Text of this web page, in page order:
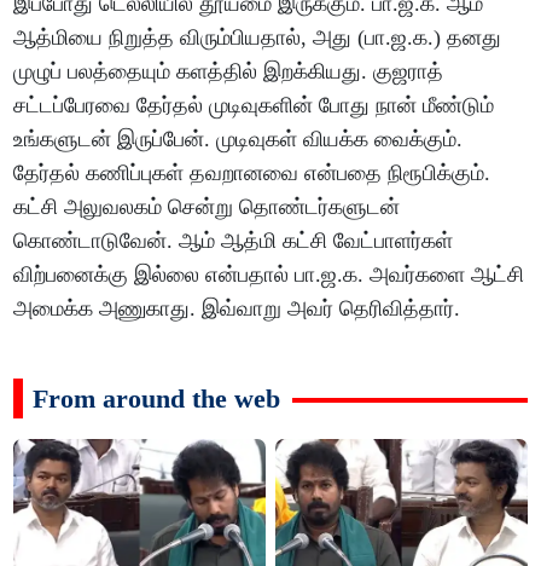
ஆத்மியை நிறுத்த விரும்பியதால், அது (பா.ஜ.க.) தனது
முழுப் பலத்தையும் களத்தில் இறக்கியது. குஜராத்
சட்டப்பேரவை தேர்தல் முடிவுகளின் போது நான் மீண்டும்
உங்களுடன் இருப்பேன். முடிவுகள் வியக்க வைக்கும்.
தேர்தல் கணிப்புகள் தவறானவை என்பதை நிரூபிக்கும்.
கட்சி அலுவலகம் சென்று தொண்டர்களுடன்
கொண்டாடுவேன். ஆம் ஆத்மி கட்சி வேட்பாளர்கள்
விற்பனைக்கு இல்லை என்பதால் பா.ஜ.க. அவர்களை ஆட்சி
அமைக்க அணுகாது. இவ்வாறு அவர் தெரிவித்தார்.
From around the web